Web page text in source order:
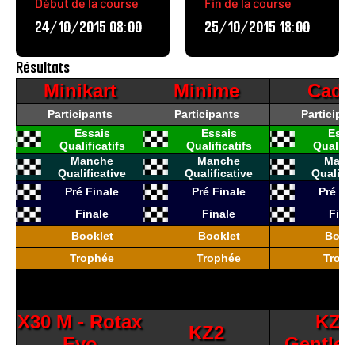
24/10/2015 08:00
25/10/2015 18:00
Résultats